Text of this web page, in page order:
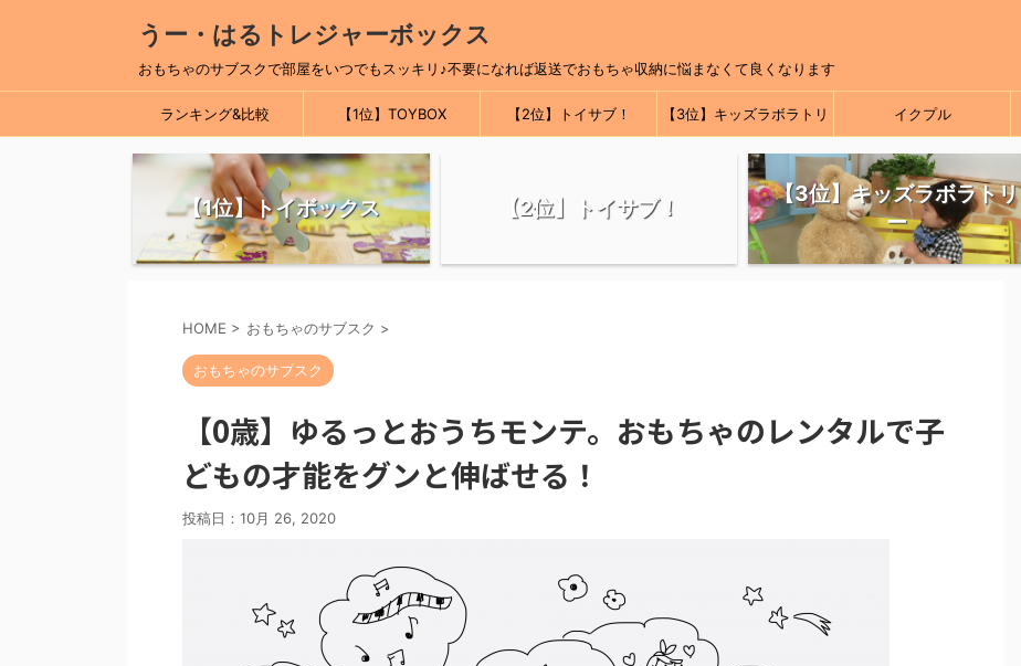
うー・はるトレジャーボックス
おもちゃのサブスクで部屋をいつでもスッキリ♪不要になれば返送でおもちゃ収納に悩まなくて良くなります
ランキング&比較 【1位】TOYBOX 【2位】トイサブ！ 【3位】キッズラボラトリ
ー
イクプル
【1位】トイボックス 【2位】トイサブ！
【3位】キッズラボラトリ
ー
HOME > おもちゃのサブスク >
おもちゃのサブスク
【0歳】ゆるっとおうちモンテ。おもちゃのレンタルで子
どもの才能をグンと伸ばせる！
投稿日： 10月 26, 2020